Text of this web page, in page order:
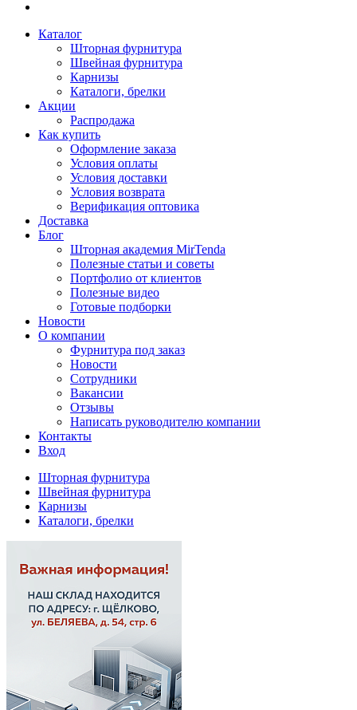
Каталог
Шторная фурнитура
Швейная фурнитура
Карнизы
Каталоги, брелки
Акции
Распродажа
Как купить
Оформление заказа
Условия оплаты
Условия доставки
Условия возврата
Верификация оптовика
Доставка
Блог
Шторная академия MirTenda
Полезные статьи и советы
Портфолио от клиентов
Полезные видео
Готовые подборки
Новости
О компании
Фурнитура под заказ
Новости
Сотрудники
Вакансии
Отзывы
Написать руководителю компании
Контакты
Вход
Шторная фурнитура
Швейная фурнитура
Карнизы
Каталоги, брелки